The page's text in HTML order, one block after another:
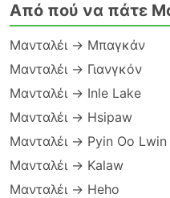
Από πού να πάτε
Μανταλέι → Μπαγκάν
Μανταλέι → Γιανγκόν
Μανταλέι → Inle Lake
Μανταλέι → Hsipaw
Μανταλέι → Pyin Oo Lwin
Μανταλέι → Kalaw
Μανταλέι → Heho